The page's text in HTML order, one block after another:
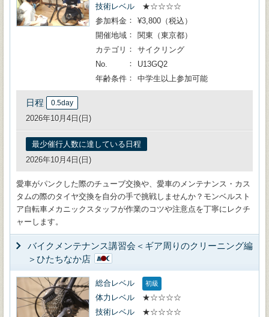
技術レベル
★☆☆☆☆
参加料金
¥3,800（税込）
開催地域
関東（東京都）
カテゴリ
サイクリング
No.
U13GQ2
年齢条件
中学生以上参加可能
日程 0.5day
2026年10月4日(日)
最少催行人数に達している日程
2026年10月4日(日)
愛車がパンクした際のチューブ交換や、愛車のメンテナンス・カス
タムの際のタイヤ交換を自分の手で挑戦しませんか？モンベルスト
ア自転車メカニックスタッフが作業のコツや注意点を丁寧にレクチ
ャーします。
バイクメンテナンス講習会＜ギア周りのクリーニング編
＞ひたちなか店
総合レベル 初級
体力レベル
★☆☆☆☆
技術レベル
★☆☆☆☆